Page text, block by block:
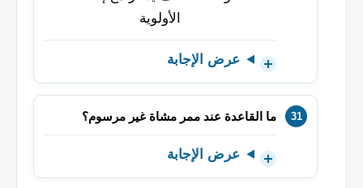
عرض الإجابة
ما القاعدة عند ممر مشاة غير مرسوم؟
عرض الإجابة